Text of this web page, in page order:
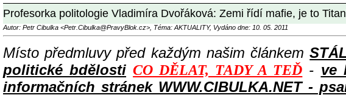
Profesorka politologie Vladimíra Dvořáková: Zemi řídí mafie, je to
Autor: Petr Cibulka <Petr.Cibulka@PravyBlok.cz>, Téma: AKTUALITY, Vydáno dne: 10. 05. 2011
Místo předmluvy před každým našim článkem
politické bdělosti CO DĚLAT, TADY A TEĎ - ve
informačních stránek WWW.CIBULKA.NET -